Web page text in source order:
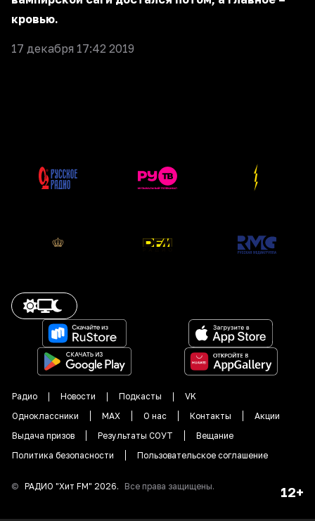
кровью.
17 декабря 17:42 2019
Радио Новости Подкасты
VK
Одноклассники
MAX О нас Контакты
Акции
Выдача призов
Результаты СОУТ
Вещание
Политика безопасности
Пользовательское соглашение
© РАДИО "Хит FM" 2026. Все права защищены. 12+